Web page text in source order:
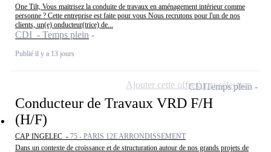
One Tilt, Vous maitrisez la conduite de travaux en aménagement intérieur comme
personne ? Cette entreprise est faite pour vous Nous recrutons pour l'un de nos
clients, un(e) onducteur(trice) de...
CDI - Temps plein
Publié il y a 13 jours
Conducteur de Travaux VRD F/H
(H/F)
CAP INGELEC - 75 - PARIS 12E ARRONDISSEMENT
Dans un contexte de croissance et de structuration autour de nos grands projets de
CDITemps plein
Ajouter cette offre à ma sélection